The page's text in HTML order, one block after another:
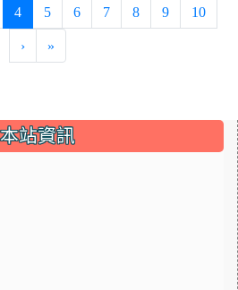
4(current)
5 6 7 8 9 10
› »
本站資訊